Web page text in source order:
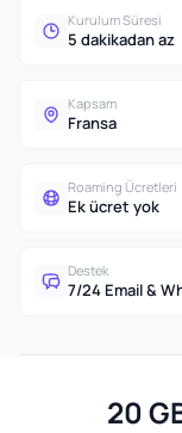
Kurulum Süresi
5 dakikadan az
Kapsam
Fransa
Roaming Ücretleri
Ek ücret yok
Destek
7/24 Email &
20